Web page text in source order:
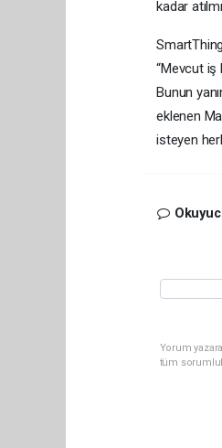
kadar
“Mevcut iş
Bunun
eklenen
isteyen
Yorum
tüm